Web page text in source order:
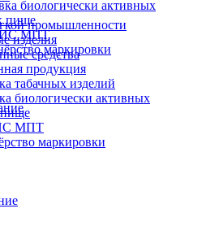
биологически активных
пище
ИС МПТ
маркировки
промышленности
изделия
средства
продукция
табачных изделий
биологически активных
пище
ИС МПТ
маркировки